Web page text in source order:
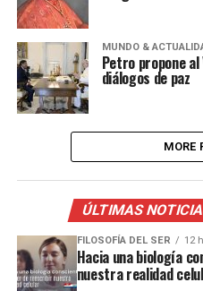
MUNDO &
Petro propone al
diálogos de paz
MORE
ÚLTIMAS
FILOSOFÍA DEL SER 12
Hacia una biología
nuestra realidad